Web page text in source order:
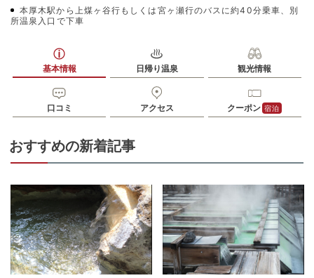
本厚木駅から上煤ヶ谷行もしくは宮ヶ瀬行のバスに約40分乗車、別
所温泉入口で下車
基本情報 日帰り温泉 観光情報
口コミ アクセス クーポン 宿泊
おすすめの新着記事